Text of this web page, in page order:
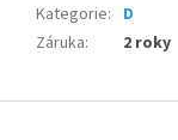
Kategorie: D
Záruka: 2 roky